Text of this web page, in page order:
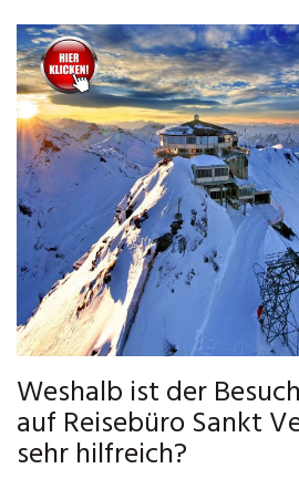
Weshalb ist der
auf Reisebüro Sankt
sehr hilfreich?